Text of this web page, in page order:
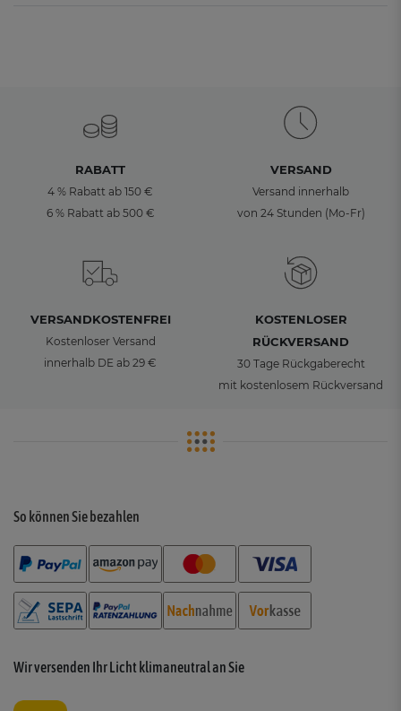
RABATT
4 % Rabatt ab 150 €
6 % Rabatt ab 500 €
VERSAND
Versand innerhalb
von 24 Stunden (Mo-Fr)
VERSANDKOSTENFREI
Kostenloser Versand
innerhalb DE ab 29 €
KOSTENLOSER
RÜCKVERSAND
30 Tage Rückgaberecht
mit kostenlosem Rückversand
So können Sie bezahlen
Wir versenden Ihr Licht klimaneutral an Sie